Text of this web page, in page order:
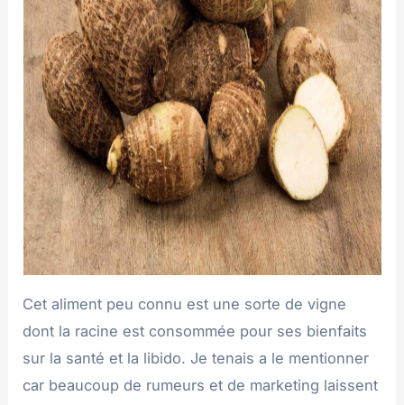
Cet aliment peu connu est une sorte de vigne
dont la racine est consommée pour ses bienfaits
sur la santé et la libido. Je tenais a le mentionner
car beaucoup de rumeurs et de marketing laissent